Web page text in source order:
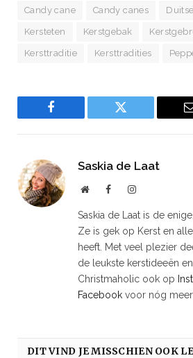
Candy cane Candy canes
Kersteten Kerstgebak
Kersttraditie Kersttradities
Facebook Twitter
Saskia de Laat
WebsiteFacebookInstagram
Saskia de Laat is de
Ze is gek op Kerst en
heeft. Met veel plezier
de leukste kerstideeën
Christmaholic ook op
Facebook voor nóg meer
DIT VIND JE MISSCHIEN OOK